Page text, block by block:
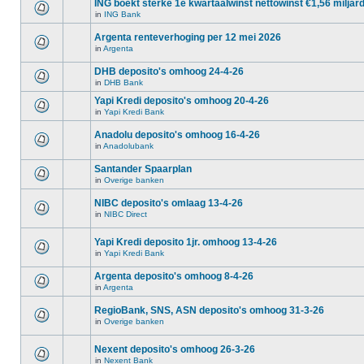
ING boekt sterke 1e kwartaalwinst nettowinst €1,56 miljard
in ING Bank
Argenta renteverhoging per 12 mei 2026
in Argenta
DHB deposito's omhoog 24-4-26
in DHB Bank
Yapi Kredi deposito's omhoog 20-4-26
in Yapi Kredi Bank
Anadolu deposito's omhoog 16-4-26
in Anadolubank
Santander Spaarplan
in Overige banken
NIBC deposito's omlaag 13-4-26
in NIBC Direct
Yapi Kredi deposito 1jr. omhoog 13-4-26
in Yapi Kredi Bank
Argenta deposito's omhoog 8-4-26
in Argenta
RegioBank, SNS, ASN deposito's omhoog 31-3-26
in Overige banken
Nexent deposito's omhoog 26-3-26
in Nexent Bank